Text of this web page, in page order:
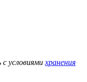
условиями хранения